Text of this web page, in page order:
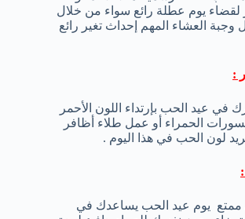
لقضاء يوم عطلة رائع سواء من خلال
وجبة العشاء المهم إحداث تغير رائع
في عيد الحب بإرتداء اللون الأحمر
الحمراء أو عمل طلاء أظافر
لون الحب في هذا اليوم .
ممتع يوم عيد الحب يساعدك في